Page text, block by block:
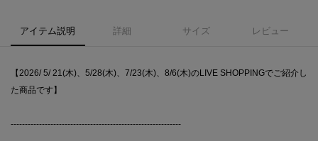
アイテム説明 詳細 サイズ レビュー
【2026/ 5/ 21(木)、5/28(木)、7/23(木)、8/6(木)のLIVE SHOPPINGでご紹介し
た商品です】
------------------------------------------------------------